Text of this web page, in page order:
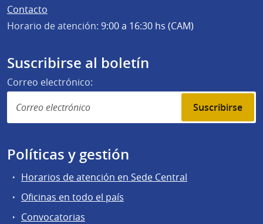
Contacto
Horario de atención: 9:00 a 16:30 hs (CAM)
Suscribirse al boletín
Correo electrónico:
Suscribirse
Políticas y gestión
Horarios de atención en Sede Central
Oficinas en todo el país
Convocatorias